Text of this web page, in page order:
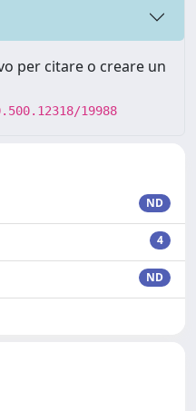
per citare o creare un
19988
ND
4
ND